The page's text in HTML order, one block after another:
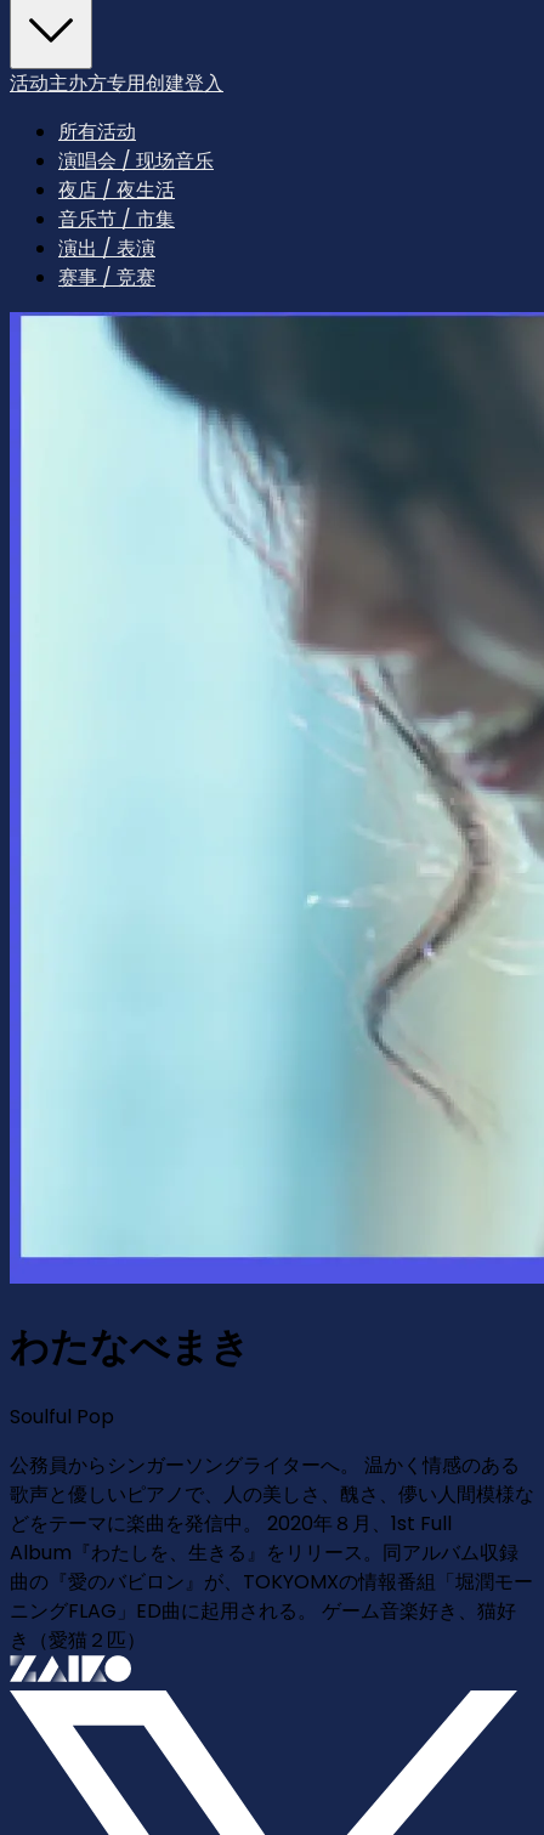
活动主办方专用创建登入
所有活动
演唱会 / 现场音乐
夜店 / 夜生活
音乐节 / 市集
演出 / 表演
赛事 / 竞赛
わたなべまき
Soulful Pop
公務員からシンガーソングライターへ。 温かく情感のある
歌声と優しいピアノで、人の美しさ、醜さ、儚い人間模様な
どをテーマに楽曲を発信中。 2020年８月、1st Full
Album『わたしを、生きる』をリリース。同アルバム収録
曲の『愛のバビロン』が、TOKYOMXの情報番組「堀潤モー
ニングFLAG」ED曲に起用される。 ゲーム音楽好き、猫好
き（愛猫２匹）